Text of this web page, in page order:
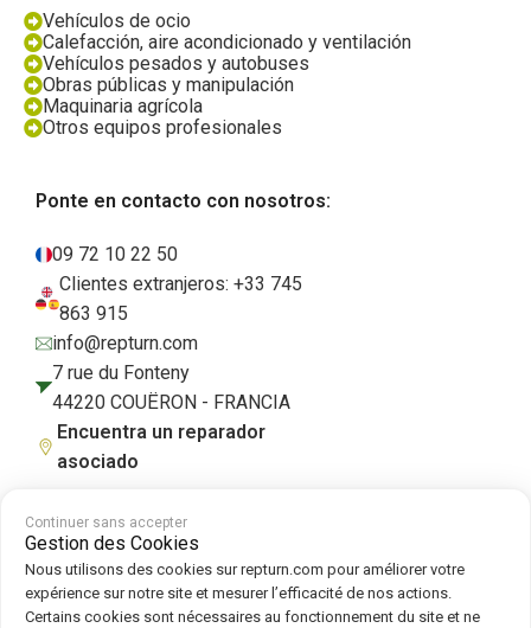
Vehículos de ocio
Calefacción, aire acondicionado y ventilación
Vehículos pesados y autobuses
Obras públicas y manipulación
Maquinaria agrícola
Otros equipos profesionales
Ponte en contacto con nosotros:
09 72 10 22 50
Clientes extranjeros: +33 745
863 915
info@repturn.com
7 rue du Fonteny
44220 COUËRON - FRANCIA
Encuentra un reparador
asociado
Condiciones generales de venta Aviso legal Política de privacidad
Cookies|Política de cookies
Continuer sans accepter
Gestion des Cookies
Nous utilisons des cookies sur repturn.com pour améliorer votre
expérience sur notre site et mesurer l’efficacité de nos actions.
Certains cookies sont nécessaires au fonctionnement du site et ne